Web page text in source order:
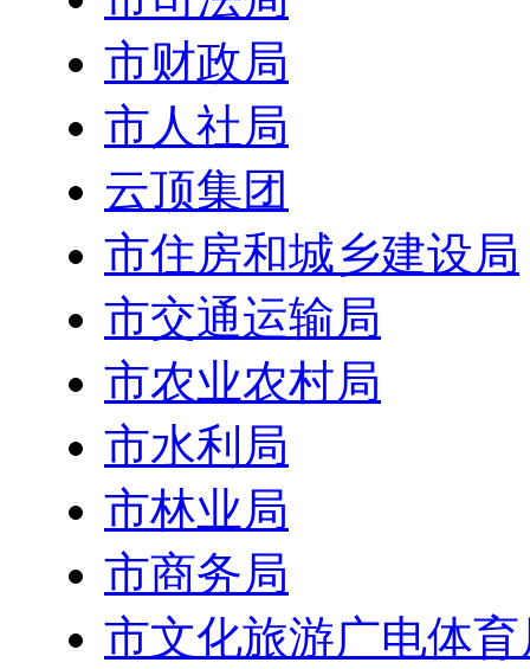
市财政局
市人社局
云顶集团
市住房和城乡建设局
市交通运输局
市农业农村局
市水利局
市林业局
市商务局
市文化旅游广电体育